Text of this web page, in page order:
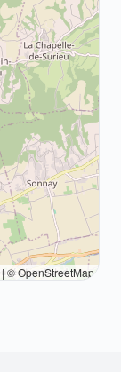
|© OpenStreetMap